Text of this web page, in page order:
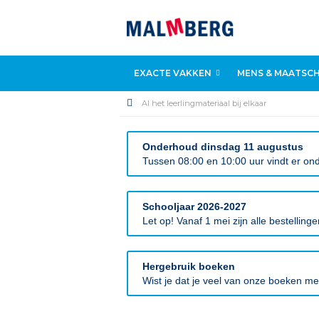
EXACTE VAKKEN MENS &
Al het leerlingmateriaal bij elkaar
Onderhoud dinsdag 11 augustus
Tussen 08:00 en 10:00 uur vindt er
Schooljaar 2026-2027
Let op! Vanaf 1 mei zijn alle
Hergebruik boeken
Wist je dat je veel van onze boeken